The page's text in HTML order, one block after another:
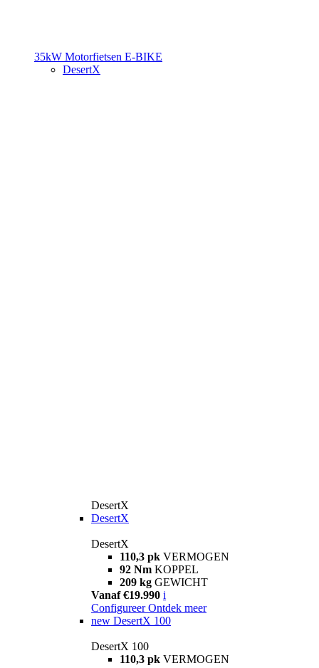
35kW Motorfietsen E-BIKE
DesertX
DesertX
DesertX
DesertX
110,3 pk VERMOGEN
92 Nm KOPPEL
209 kg GEWICHT
Vanaf €19.990 i
Configureer Ontdek meer
new DesertX 100
DesertX 100
110,3 pk VERMOGEN